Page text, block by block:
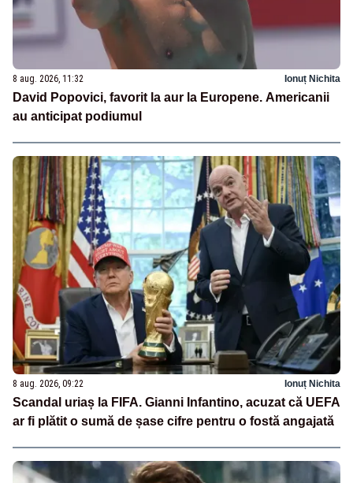
8 aug. 2026, 11:32 Ionuț Nichita
David Popovici, favorit la aur la Europene. Americanii
au anticipat podiumul
8 aug. 2026, 09:22 Ionuț Nichita
Scandal uriaș la FIFA. Gianni Infantino, acuzat că UEFA
ar fi plătit o sumă de șase cifre pentru o fostă angajată